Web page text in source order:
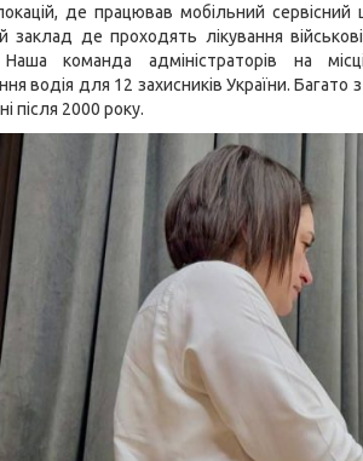
де працював мобільний
заклад де проходять лікування
команда адміністраторів на
водія для 12 захисників України. Багато
після 2000 року.